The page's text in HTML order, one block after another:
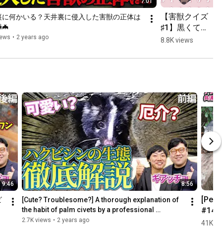
に何かいる？天井裏に侵入した害獣の正体は
• 2 years ago
【害獣クイズ
♯1】黒くて
細長いフン？
体は！？  #
8.8K views
9:46 8:56
[Cute? Troublesome?] A thorough explanation of
the habit of palm civets by a professional
extermi...
2.7K views • 2 years ago
[Pest
#14]
the
41K